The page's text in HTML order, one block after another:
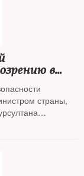
в
страны,